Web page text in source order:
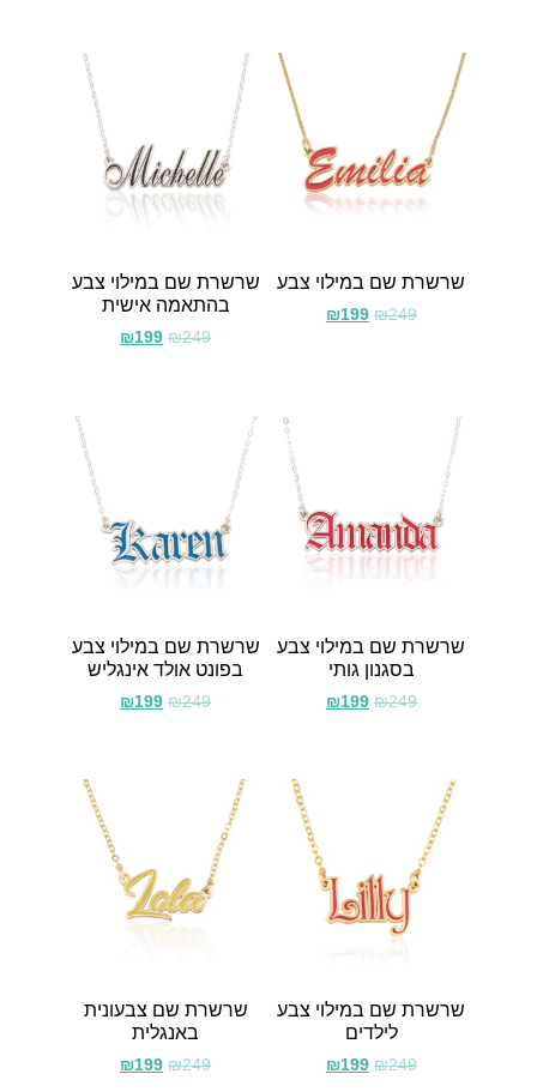
שרשרת שם במילוי צבע
₪249
₪199
שרשרת שם במילוי צבע
בהתאמה אישית
₪249
₪199
שרשרת שם במילוי צבע
בסגנון גותי
₪249
₪199
שרשרת שם במילוי צבע
בפונט אולד אינגליש
₪249
₪199
שרשרת שם במילוי צבע
לילדים
₪249
₪199
שרשרת שם צבעונית
באנגלית
₪249
₪199